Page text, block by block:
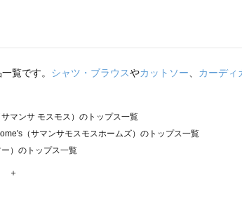
覧です。 シャツ・ブラウスやカットソー、 カーディ
マンサ モスモス）のトップス一覧
（サマンサモスモスホームズ）のトップス一覧
）のトップス一覧
Mos2（ツハルバイサマンサモスモス）のトップス一覧
＋